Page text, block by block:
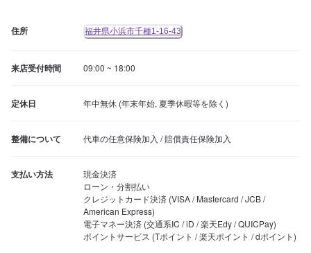
住所 福井県小浜市千種1-16-43
来店受付時間 09:00 ~ 18:00
定休日 年中無休 (年末年始, 夏季休暇等を除く)
整備について 代車の任意保険加入 / 賠償責任保険加入
支払い方法
現金決済
ローン・分割払い
クレジットカード決済 (VISA / Mastercard / JCB /
American Express)
電子マネー決済 (交通系IC / iD / 楽天Edy / QUICPay)
ポイントサービス (Tポイント / 楽天ポイント / dポイント)